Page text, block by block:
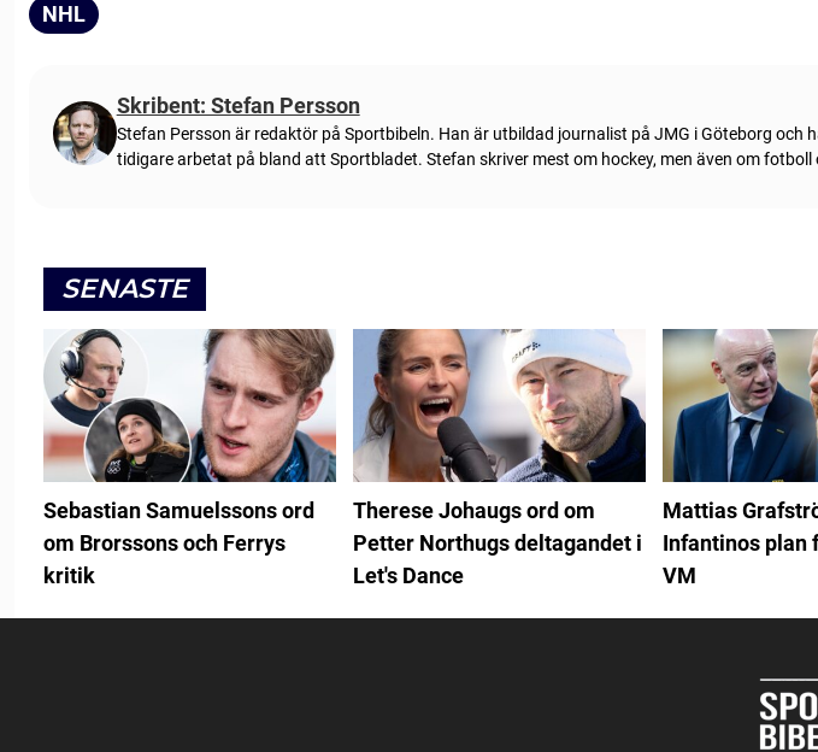
NHL
Skribent: Stefan Persson
Stefan Persson är redaktör på Sportbibeln. Han är utbildad journalist på JMG i Göteborg och
tidigare arbetat på bland att Sportbladet. Stefan skriver mest om hockey, men även om fotboll
SENASTE
Sebastian Samuelssons ord
om Brorssons och Ferrys
kritik
Therese Johaugs ord om
Petter Northugs deltagandet i
Let's Dance
Mattias
Infantinos plan
VM